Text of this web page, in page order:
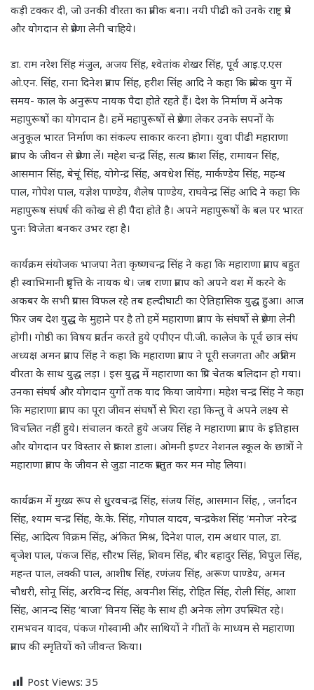
कड़ी टक्कर दी, जो उनकी वीरता का प्रतीक बना। नयी पीढी को उनके राष्ट्र प्रेम
और योगदान से प्रेरणा लेनी चाहिये।
डा. राम नरेश सिंह मंजुल, अजय सिंह, श्वेतांक शेखर सिंह, पूर्व आइ.ए.एस
ओ.एन. सिंह, राना दिनेश प्रताप सिंह, हरीश सिंह आदि ने कहा कि प्रत्येक युग में
समय- काल के अनुरूप नायक पैदा होते रहते हैं। देश के निर्माण में अनेक
महापुरूषों का योगदान है। हमें महापुरूषों से प्रेरणा लेकर उनके सपनों के
अनुकूल भारत निर्माण का संकल्प साकार करना होगा। युवा पीढी महाराणा
प्रताप के जीवन से प्रेरणा लें। महेश चन्द्र सिंह, सत्य प्रकाश सिंह, रामायन सिंह,
आसमान सिंह, बेचूं सिंह, योगेन्द्र सिंह, अवधेश सिंह, मार्कण्डेय सिंह, महन्थ
पाल, गोपेश पाल, यज्ञेश पाण्डेय, शैलेष पाण्डेय, राघवेन्द्र सिंह आदि ने कहा कि
महापुरूष संघर्ष की कोख से ही पैदा होते है। अपने महापुरूषों के बल पर भारत
पुनः विजेता बनकर उभर रहा है।
कार्यक्रम संयोजक भाजपा नेता कृष्णचन्द्र सिंह ने कहा कि महाराणा प्रताप बहुत
ही स्वाभिमानी प्रवृत्ति के नायक थे। जब राणा प्रताप को अपने वश में करने के
अकबर के सभी प्रयास विफल रहे तब हल्दीघाटी का ऐतिहासिक युद्ध हुआ। आज
फिर जब देश युद्ध के मुहाने पर है तो हमें महाराणा प्रताप के संघर्षो से प्रेरणा लेनी
होगी। गोष्ठी का विषय प्रवर्तन करते हुये एपीएन पी.जी. कालेज के पूर्व छात्र संघ
अध्यक्ष अमन प्रताप सिंह ने कहा कि महाराणा प्रताप ने पूरी सजगता और अप्रतिम
वीरता के साथ युद्ध लड़ा । इस युद्ध में महाराणा का प्रिय चेतक बलिदान हो गया।
उनका संघर्ष और योगदान युगों तक याद किया जायेगा। महेश चन्द्र सिंह ने कहा
कि महाराणा प्रताप का पूरा जीवन संघर्षो से घिरा रहा किन्तु वे अपने लक्ष्य से
विचलित नहीं हुये। संचालन करते हुये अजय सिंह ने महाराणा प्रताप के इतिहास
और योगदान पर विस्तार से प्रकाश डाला। ओमनी इण्टर नेशनल स्कूल के छात्रों ने
महाराणा प्रताप के जीवन से जुडा नाटक प्रस्तुत कर मन मोह लिया।
कार्यक्रम में मुख्य रूप से धु्रवचन्द्र सिंह, संजय सिंह, आसमान सिंह, , जर्नादन
सिंह, श्याम चन्द्र सिंह, के.के. सिंह, गोपाल यादव, चन्द्रकेश सिंह ‘मनोज’ नरेन्द्र
सिंह, आदित्य विक्रम सिंह, अंकित मिश्र, दिनेश पाल, राम अधार पाल, डा.
बृजेश पाल, पंकज सिंह, सौरभ सिंह, शिवम सिंह, बीर बहादुर सिंह, विपुल सिंह,
महन्त पाल, लक्की पाल, आशीष सिंह, रणंजय सिंह, अरूण पाण्डेय, अमन
चौधरी, सोनू सिंह, अरविन्द सिंह, अवनीश सिंह, रोहित सिंह, रोली सिंह, आशा
सिंह, आनन्द सिंह ‘बाजा’ विनय सिंह के साथ ही अनेक लोग उपस्थित रहे।
रामभवन यादव, पंकज गोस्वामी और साथियों ने गीतों के माध्यम से महाराणा
प्रताप की स्मृतियों को जीवन्त किया।
Post Views: 35